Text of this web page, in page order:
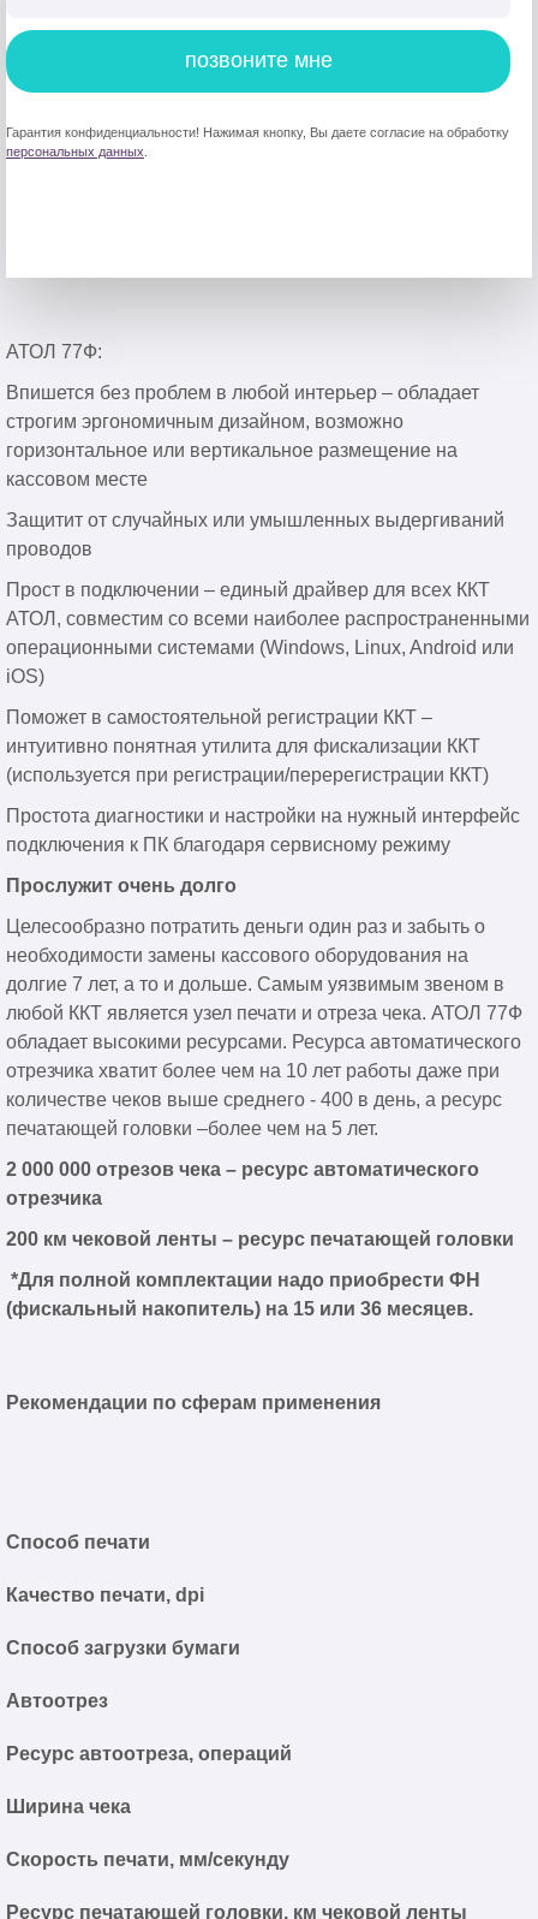
позвоните мне
Гарантия конфиденциальности! Нажимая кнопку, Вы даете согласие на обработку
персональных данных
АТОЛ 77Ф:
Впишется без проблем в любой интерьер – обладает
строгим эргономичным дизайном, возможно
горизонтальное или вертикальное размещение на
кассовом месте
Защитит от случайных или умышленных выдергиваний
проводов
Прост в подключении – единый драйвер для всех ККТ
АТОЛ, совместим со всеми наиболее распространенными
операционными системами (Windows, Linux, Android или
iOS)
Поможет в самостоятельной регистрации ККТ –
интуитивно понятная утилита для фискализации ККТ
(используется при регистрации/перерегистрации ККТ)
Простота диагностики и настройки на нужный интерфейс
подключения к ПК благодаря сервисному режиму
Прослужит очень долго
Целесообразно потратить деньги один раз и забыть о
необходимости замены кассового оборудования на
долгие 7 лет, а то и дольше. Самым уязвимым звеном в
любой ККТ является узел печати и отреза чека. АТОЛ 77Ф
обладает высокими ресурсами. Ресурса автоматического
отрезчика хватит более чем на 10 лет работы даже при
количестве чеков выше среднего - 400 в день, а ресурс
печатающей головки –более чем на 5 лет.
2 000 000 отрезов чека – ресурс автоматического
отрезчика
200 км чековой ленты – ресурс печатающей головки
*Для полной комплектации надо приобрести ФН
(фискальный накопитель) на 15 или 36 месяцев.
Рекомендации по сферам применения
Способ печати
Качество печати, dpi
Способ загрузки бумаги
Автоотрез
Ресурс автоотреза, операций
Ширина чека
Скорость печати, мм/секунду
Ресурс печатающей головки, км чековой ленты